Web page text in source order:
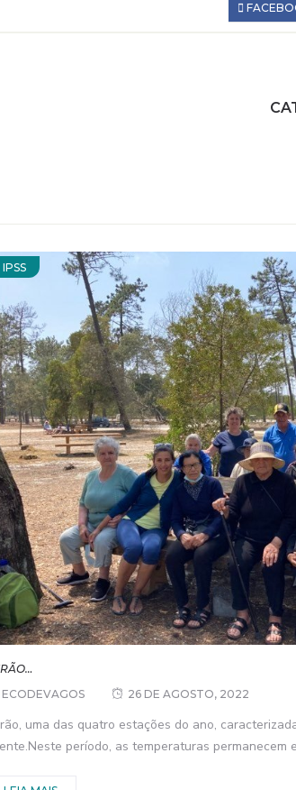
IPSS
ECODEVAGOS
26 DE AGOSTO, 2022
uma das quatro estações do ano,
período, as temperaturas permanecem